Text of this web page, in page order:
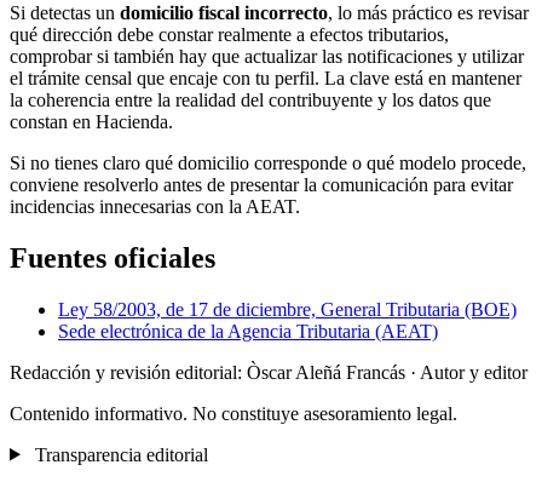
Si detectas un domicilio fiscal incorrecto, lo más práctico es revisar
qué dirección debe constar realmente a efectos tributarios,
comprobar si también hay que actualizar las notificaciones y utilizar
el trámite censal que encaje con tu perfil. La clave está en mantener
la coherencia entre la realidad del contribuyente y los datos que
constan en Hacienda.
Si no tienes claro qué domicilio corresponde o qué modelo procede,
conviene resolverlo antes de presentar la comunicación para evitar
incidencias innecesarias con la AEAT.
Fuentes oficiales
Ley 58/2003, de 17 de diciembre, General Tributaria (BOE)
Sede electrónica de la Agencia Tributaria (AEAT)
Redacción y revisión editorial: Òscar Aleñá Francás · Autor y editor
Contenido informativo. No constituye asesoramiento legal.
Transparencia editorial